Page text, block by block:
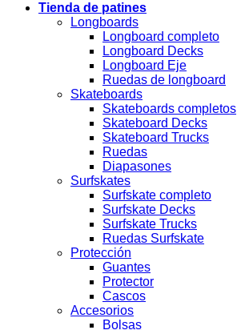
Tienda de patines
Longboards
Longboard completo
Longboard Decks
Longboard Eje
Ruedas de longboard
Skateboards
Skateboards completos
Skateboard Decks
Skateboard Trucks
Ruedas
Diapasones
Surfskates
Surfskate completo
Surfskate Decks
Surfskate Trucks
Ruedas Surfskate
Protección
Guantes
Protector
Cascos
Accesorios
Bolsas